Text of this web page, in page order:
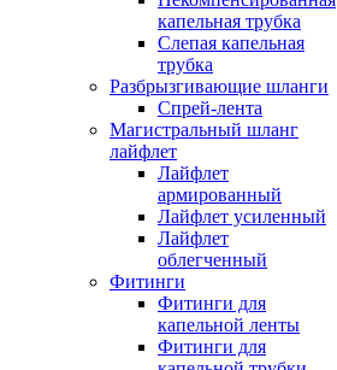
капельная трубка
Слепая капельная
трубка
Разбрызгивающие шланги
Спрей-лента
Магистральный шланг
лайфлет
Лайфлет
армированный
Лайфлет усиленный
Лайфлет
облегченный
Фитинги
Фитинги для
капельной ленты
Фитинги для